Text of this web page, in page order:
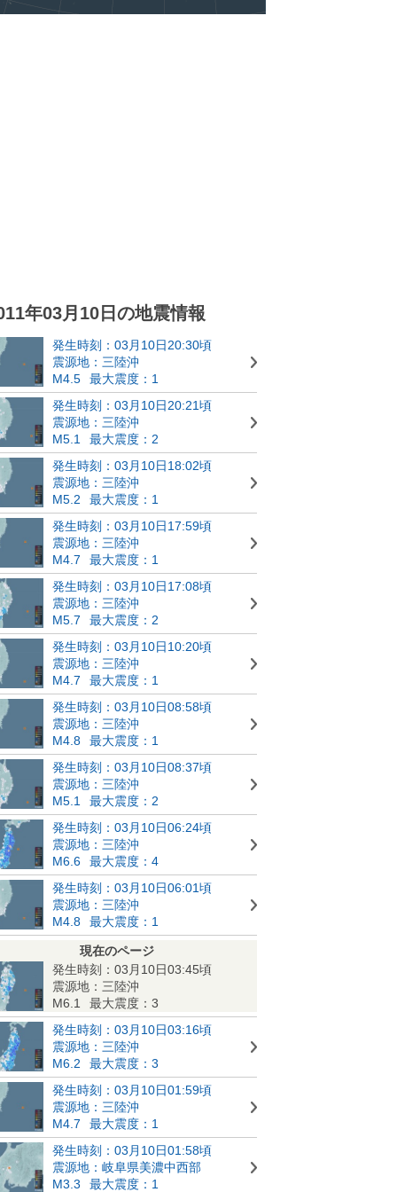
年03月10日の地震情報
発生時刻：03月10日20:30頃
震源地：三陸沖
M4.5
最大震度：1
発生時刻：03月10日20:21頃
震源地：三陸沖
M5.1
最大震度：2
発生時刻：03月10日18:02頃
震源地：三陸沖
M5.2
最大震度：1
発生時刻：03月10日17:59頃
震源地：三陸沖
M4.7
最大震度：1
発生時刻：03月10日17:08頃
震源地：三陸沖
M5.7
最大震度：2
発生時刻：03月10日10:20頃
震源地：三陸沖
M4.7
最大震度：1
発生時刻：03月10日08:58頃
震源地：三陸沖
M4.8
最大震度：1
発生時刻：03月10日08:37頃
震源地：三陸沖
M5.1
最大震度：2
発生時刻：03月10日06:24頃
震源地：三陸沖
M6.6
最大震度：4
発生時刻：03月10日06:01頃
震源地：三陸沖
M4.8
最大震度：1
現在のページ
発生時刻：03月10日03:45頃
震源地：三陸沖
M6.1
最大震度：3
発生時刻：03月10日03:16頃
震源地：三陸沖
M6.2
最大震度：3
発生時刻：03月10日01:59頃
震源地：三陸沖
M4.7
最大震度：1
発生時刻：03月10日01:58頃
震源地：岐阜県美濃中西部
M3.3
最大震度：1